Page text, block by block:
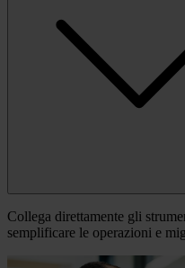
Collega direttamente gli
semplificare le operazioni e